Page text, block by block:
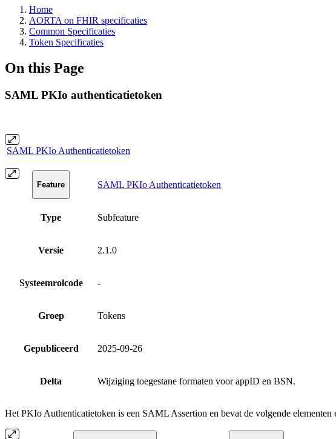
Home
AORTA on FHIR specificaties
Common Specificaties
Token Specificaties
On this Page
SAML PKIo authenticatietoken
SAML PKIo Authenticatietoken
Feature SAML PKIo Authenticatietoken
Type Subfeature
Versie 2.1.0
Systeemrolcode -
Groep Tokens
Gepubliceerd 2025-09-26
Delta Wijziging toegestane formaten voor appID en BSN.
Het PKIo Authenticatietoken is een SAML Assertion en bevat de volgende elementen